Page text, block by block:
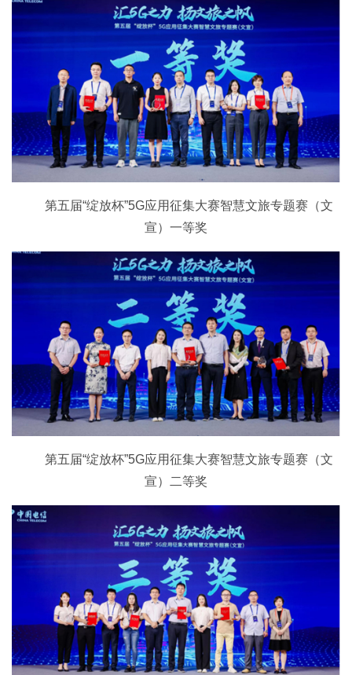
第五届“绽放杯”5G应用征集大赛智慧文旅专题赛（文
宣）一等奖
第五届“绽放杯”5G应用征集大赛智慧文旅专题赛（文
宣）二等奖